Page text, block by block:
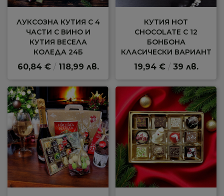
ЛУКСОЗНА КУТИЯ С 4
ЧАСТИ С ВИНО И
КУТИЯ ВЕСЕЛА
КОЛЕДА 24Б
60,84 € /118,99 лв.
КУТИЯ HOT
CHOCOLATE С 12
БОНБОНА
КЛАСИЧЕСКИ ВАРИАНТ
19,94 € /39 лв.